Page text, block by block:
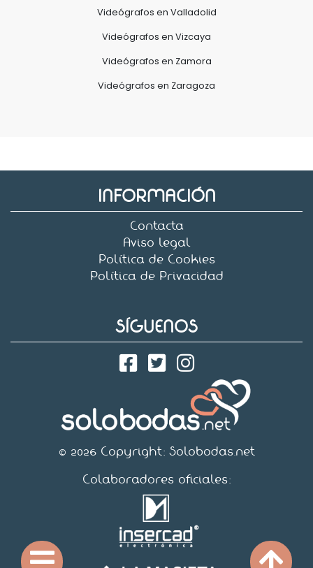
Videógrafos en Valladolid
Videógrafos en Vizcaya
Videógrafos en Zamora
Videógrafos en Zaragoza
INFORMACIÓN
Contacta
Aviso legal
Política de Cookies
Política de Privacidad
SÍGUENOS
© 2026 Copyright: Solobodas.net
Colaboradores oficiales: